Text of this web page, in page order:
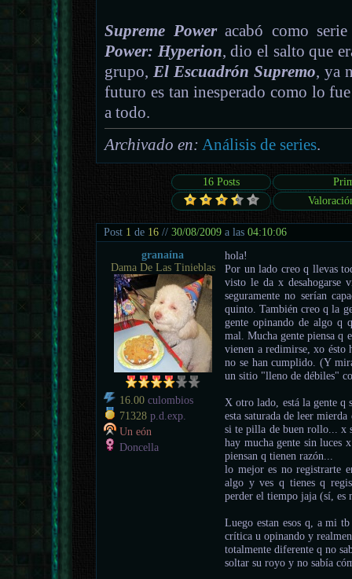
Supreme Poweracabó como
Power: Hyperion, dio el salto que
grupo,El Escuadrón Supremo, ya
futuro es tan inesperado como lo
a todo.
Archivado en: Análisis de series.
16 Posts
Post 1 de 16 //30/08/2009 a las04:10:06
granaína
Dama De Las Tinieblas
16.00 culombios
71328 p.d.exp.
Un eón
Doncella
hola!
Por un lado creo q llevas
visto le da x desahogarse
seguramente no serían
quinto. También creo q la
gente opinando de algo q
mal. Mucha gente piensa q
vienen a redimirse, xo ésto
no se han cumplido. (Y
un sitio "lleno de débiles"
X otro lado, está la gente q
esta saturada de leer
si te pilla de buen rollo... x
hay mucha gente sin luces
piensan q tienen razón...
lo mejor es no registrarte
algo y ves q tienes q
perder el tiempo jaja (sí, es
Luego estan esos q, a mi
crítica u opinando y
totalmente diferente q no
soltar su royo y no sabía